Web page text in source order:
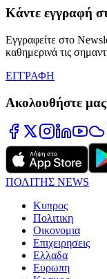
Κάντε εγγραφή
Εγγραφείτε στο
καθημερινά τις
ΕΓΓΡΑΦΗ
Ακολουθήστε
ΠΟΛΙΤΗΣ NEWS
Κυπρος
Πολιτικη
Οικονομια
Επιχειρησεις
Ελλαδα
Ευρωπη